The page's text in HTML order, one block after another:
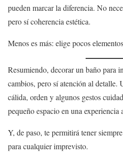
pueden marcar la diferencia. No
pero sí coherencia estética.
Menos es más: elige pocos
Resumiendo, decorar un baño para
cambios, pero sí atención al detalle.
cálida, orden y algunos gestos
pequeño espacio en una experiencia
Y, de paso, te permitirá tener
para cualquier imprevisto.